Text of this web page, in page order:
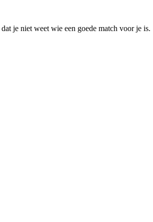
je niet weet wie een goede match voor je is.